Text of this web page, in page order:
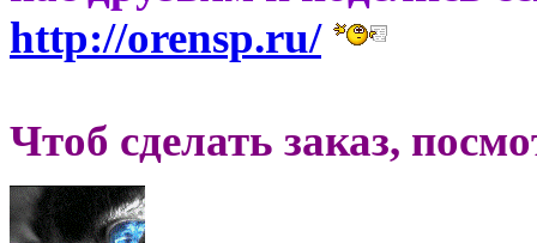
http://orensp.ru/
Чтоб сделать заказ,